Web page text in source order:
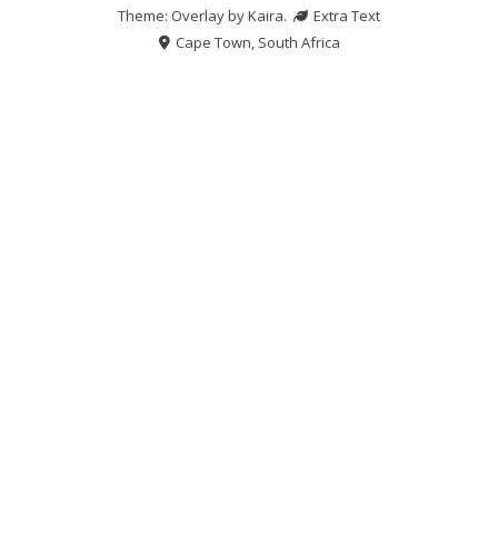
Theme: Overlay byKaira.
Extra Text
Cape Town, South Africa